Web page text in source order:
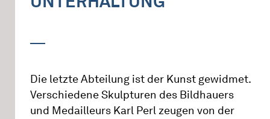
Die letzte Abteilung ist der Kunst gewidmet.
Verschiedene Skulpturen des Bildhauers
und Medailleurs Karl Perl zeugen von der